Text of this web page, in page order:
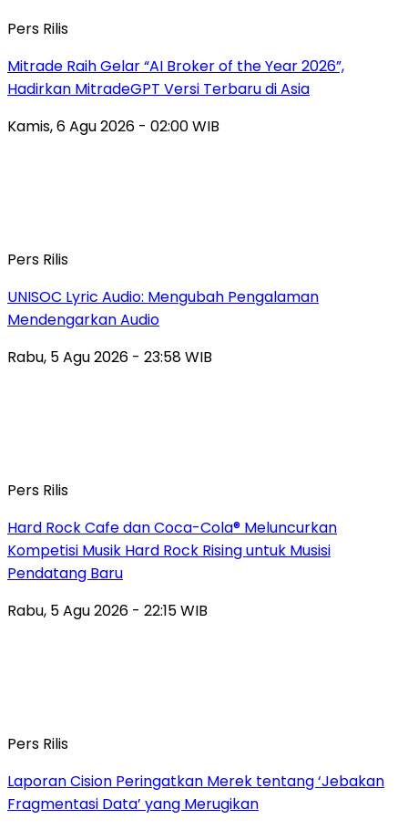
Pers Rilis
Mitrade Raih Gelar “AI Broker of the Year 2026”,
Hadirkan MitradeGPT Versi Terbaru di Asia
Kamis, 6 Agu 2026 - 02:00 WIB
Pers Rilis
UNISOC Lyric Audio: Mengubah Pengalaman
Mendengarkan Audio
Rabu, 5 Agu 2026 - 23:58 WIB
Pers Rilis
Hard Rock Cafe dan Coca-Cola® Meluncurkan
Kompetisi Musik Hard Rock Rising untuk Musisi
Pendatang Baru
Rabu, 5 Agu 2026 - 22:15 WIB
Pers Rilis
Laporan Cision Peringatkan Merek tentang ‘Jebakan
Fragmentasi Data’ yang Merugikan